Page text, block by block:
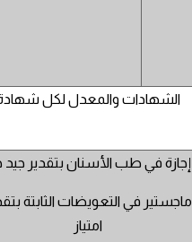
الشهادات والمعدل لكل
إجازة في طب الأسنان بتقدير جيد
ماجستير في التعويضات الثابتة
امتياز